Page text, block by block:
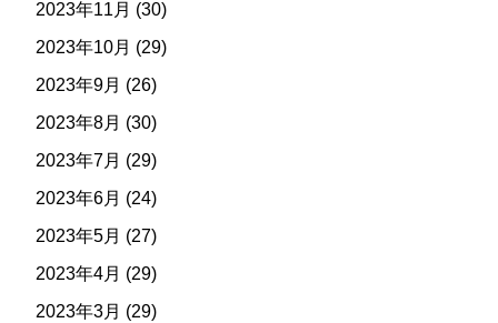
2023年11月 (30)
2023年10月 (29)
2023年9月 (26)
2023年8月 (30)
2023年7月 (29)
2023年6月 (24)
2023年5月 (27)
2023年4月 (29)
2023年3月 (29)